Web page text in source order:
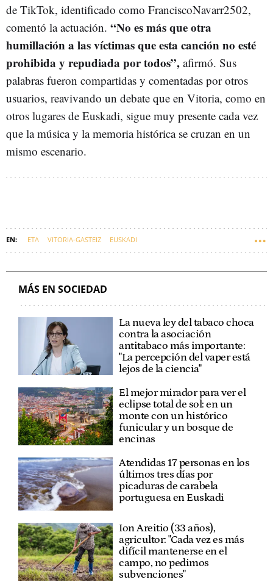
de TikTok, identificado como FranciscoNavarr2502,
comentó la actuación. “No es más que otra
humillación a las víctimas que esta canción no esté
prohibida y repudiada por todos”, afirmó. Sus
palabras fueron compartidas y comentadas por otros
usuarios, reavivando un debate que en Vitoria, como en
otros lugares de Euskadi, sigue muy presente cada vez
que la música y la memoria histórica se cruzan en un
mismo escenario.
ETA VITORIA-GASTEIZ EUSKADI
MÁS EN SOCIEDAD
La nueva ley del tabaco choca
contra la asociación
antitabaco más importante:
"La percepción del vaper está
lejos de la ciencia"
El mejor mirador para ver el
eclipse total de sol: en un
monte con un histórico
funicular y un bosque de
encinas
Atendidas 17 personas en los
últimos tres días por
picaduras de carabela
portuguesa en Euskadi
Ion Areitio (33 años),
agricultor: "Cada vez es más
difícil mantenerse en el
campo, no pedimos
subvenciones"